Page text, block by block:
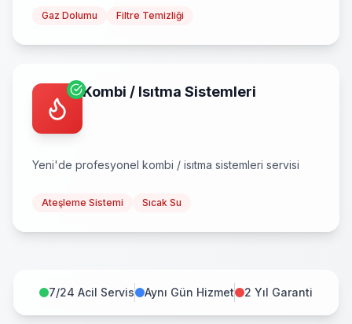
Gaz Dolumu Filtre Temizliği
Kombi / Isıtma Sistemleri
Yeni'de profesyonel kombi / isıtma sistemleri servisi
Ateşleme Sistemi Sıcak Su
7/24 Acil Servis Aynı Gün Hizmet 2 Yıl Garanti